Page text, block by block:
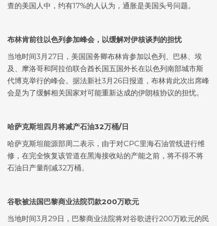
查的美国人中，约有17%的人认为，通胀是美国头号问题。
布林肯前往以色列参加峰会，以缓解对伊核谈判的担忧
当地时间3月27日，美国国务卿布林肯参加以色列、巴林、埃
及、摩洛哥和阿拉伯联合酋长国五国外长在以色列南部城市斯
代博克举行的峰会。据法新社3月26日报道，布林肯此次出席峰
会是为了缓解相关国家对可能重新达成的伊朗核协议的担忧。
哈萨克斯坦四月将减产石油32万桶/日
哈萨克斯坦能源部周二表示，由于对CPC里海石油管线进行维
修，在完全恢复该管道在黑海接收站的产能之前，将不得不将
石油日产量削减32万桶。
谷歌被法国巴黎商业法院罚款200万欧元
当地时间3月29日，巴黎商业法院将对谷歌进行200万欧元的民